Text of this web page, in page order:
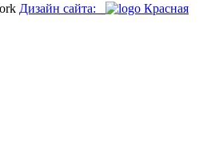
Дизайн сайта:
Красная